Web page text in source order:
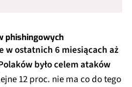
phishingowych
w ostatnich 6 miesiącach aż
było celem ataków
12 proc. nie ma co do tego